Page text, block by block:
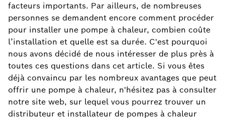
facteurs importants. Par ailleurs, de nombreuses
personnes se demandent encore comment procéder
pour installer une pompe à chaleur, combien coûte
l’installation et quelle est sa durée. C'est pourquoi
nous avons décidé de nous intéresser de plus près à
toutes ces questions dans cet article. Si vous êtes
déjà convaincu par les nombreux avantages que peut
offrir une pompe à chaleur, n'hésitez pas à consulter
notre site web, sur lequel vous pourrez trouver un
distributeur et installateur de pompes à chaleur